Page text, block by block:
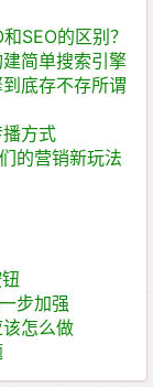
SEO的区别？
简单搜索引擎
底存不存所谓
方式
的营销新玩法
步加强
怎么做